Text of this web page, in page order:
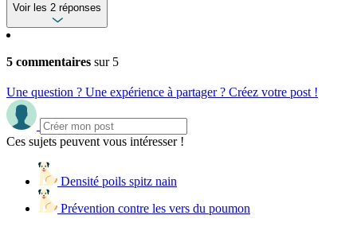
Voir les 2 réponses
5 commentaires sur 5
Une question ? Une expérience à partager ? Créez votre post !
Ces sujets peuvent vous intéresser !
Densité poils spitz nain
Prévention contre les vers du poumon